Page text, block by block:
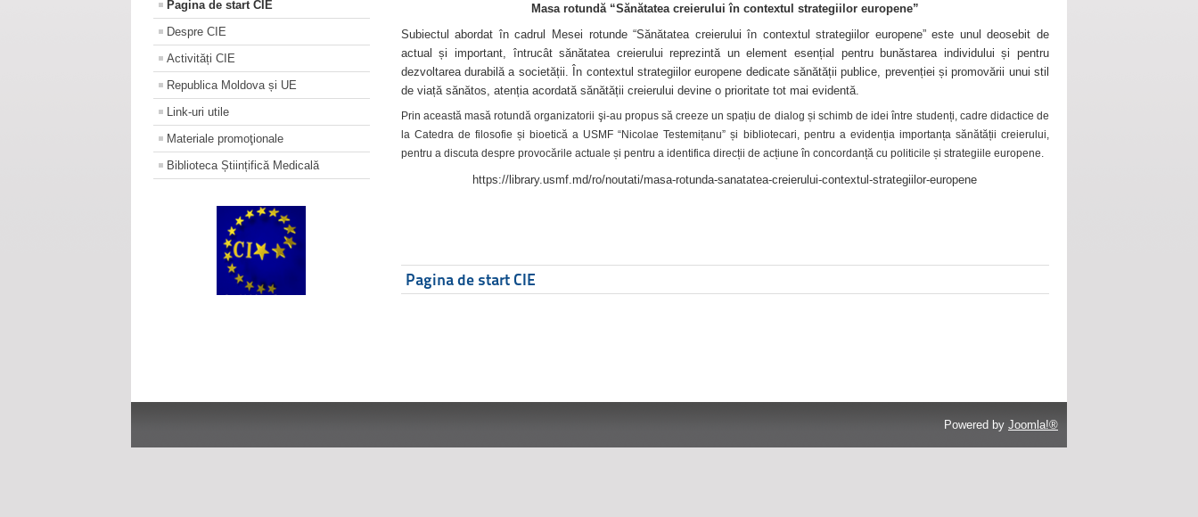
Pagina de start CIE
Despre CIE
Activități CIE
Republica Moldova și UE
Link-uri utile
Materiale promoţionale
Biblioteca Științifică Medicală
Masa rotundă “Sănătatea creierului în contextul strategiilor europene”
Subiectul abordat în cadrul Mesei rotunde “Sănătatea creierului în contextul strategiilor europene” este unul deosebit de
actual și important, întrucât sănătatea creierului reprezintă un element esențial pentru bunăstarea individului și pentru
dezvoltarea durabilă a societății. În contextul strategiilor europene dedicate sănătății publice, prevenției și promovării unui stil
de viață sănătos, atenția acordată sănătății creierului devine o prioritate tot mai evidentă.
Prin această masă rotundă organizatorii şi-au propus să creeze un spațiu de dialog și schimb de idei între studenți, cadre didactice de
la Catedra de filosofie și bioetică a USMF “Nicolae Testemițanu” și bibliotecari, pentru a evidenția importanța sănătății creierului,
pentru a discuta despre provocările actuale și pentru a identifica direcții de acțiune în concordanță cu politicile și strategiile europene.
https://library.usmf.md/ro/noutati/masa-rotunda-sanatatea-creierului-contextul-strategiilor-europene
Pagina de start CIE
Powered by Joomla!®